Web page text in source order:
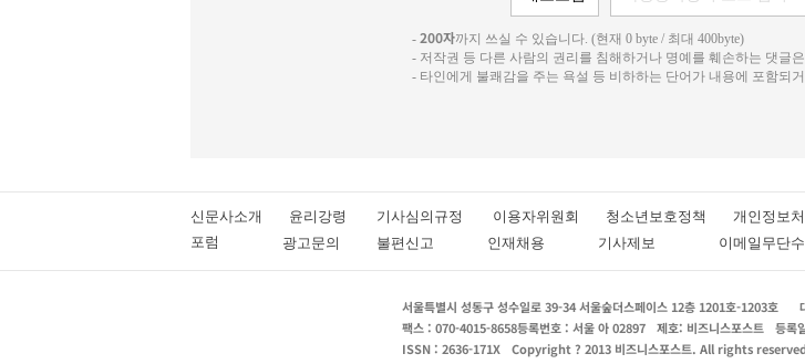
- 200자까지 쓰실 수 있습니다. (현재 0 byte / 최대 400byte)
- 저작권 등 다른 사람의 권리를 침해하거나 명예를 훼손하는 댓글
- 타인에게 불쾌감을 주는 욕설 등 비하하는 단어가 내용에 포함되
신문사소개 윤리강령 기사심의규정 이용자위원회 청소년보호정책 개인정
포럼
광고문의 불편신고 인재채용 기사제보 이메일무단
서울특별시 성동구 성수일로 39-34 서울숲더스페이스 12층 1201호-1203호
팩스 : 070-4015-8658등록번호 : 서울 아 02897 제호: 비즈니스포스트 등록
ISSN : 2636-171X
Copyright ? 2013 비즈니스포스트. All rights